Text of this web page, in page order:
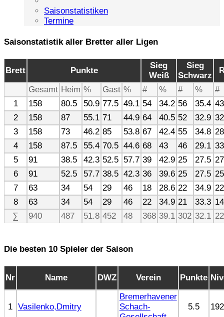
Saisonstatistiken
Termine
Saisonstatistik aller Bretter aller Ligen
Brett Punkte
Sieg
Weiß
Sieg
Schwarz
Gesamt Heim % Gast % # % # %
#
1
158 80.5 50.9 77.5 49.1 54 34.2 56 35.4 43
2
158 87 55.1 71 44.9 64 40.5 52 32.9 32
3
158 73 46.2 85 53.8 67 42.4 55 34.8 28
4
158 87.5 55.4 70.5 44.6 68 43 46 29.1 33
5
91 38.5 42.3 52.5 57.7 39 42.9 25 27.5 27
6
91 52.5 57.7 38.5 42.3 36 39.6 25 27.5 25
7
63 34 54 29 46 18 28.6 22 34.9 22
8
63 34 54 29 46 22 34.9 21 33.3 14
∑
940 487 51.8 452 48 368 39.1 302 32.1
Die besten 10 Spieler der Saison
Nr Name DWZ Verein Punkte
1 Vasilenko,Dmitry
Bremerhavener
Schach-
5.5